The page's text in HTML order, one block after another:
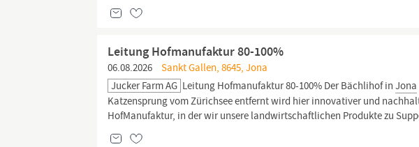
Leitung Hofmanufaktur 80-100%
06.08.2026
Sankt Gallen, 8645, Jona
Jucker Farm AG Leitung Hofmanufaktur 80-100% Der Bächlihof inJona
Katzensprung vom Zürichsee entfernt wird hier innovativer und
HofManufaktur, in der wir unsere landwirtschaftlichen Produkte zu